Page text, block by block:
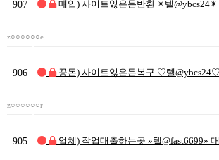
907 매입) 사이트잃은돈반환 ✴텔
z○○○○○○e
906 꽁돈) 사이트잃은돈복구 ♡텔
z○○○○○○r
905 업체) 작업대출하는곳 »텔@fast6699»